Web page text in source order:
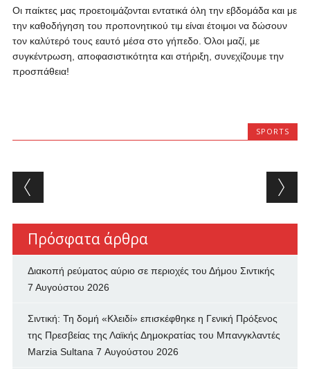
Οι παίκτες μας προετοιμάζονται εντατικά όλη την εβδομάδα και με
την καθοδήγηση του προπονητικού τιμ είναι έτοιμοι να δώσουν
τον καλύτερό τους εαυτό μέσα στο γήπεδο. Όλοι μαζί, με
συγκέντρωση, αποφασιστικότητα και στήριξη, συνεχίζουμε την
προσπάθεια!
SPORTS
Post navigation
Πρόσφατα άρθρα
Διακοπή ρεύματος αύριο σε περιοχές του Δήμου Σιντικής
7 Αυγούστου 2026
Σιντική: Τη δομή «Κλειδί» επισκέφθηκε η Γενική Πρόξενος
της Πρεσβείας της Λαϊκής Δημοκρατίας του Μπανγκλαντές
Marzia Sultana 7 Αυγούστου 2026